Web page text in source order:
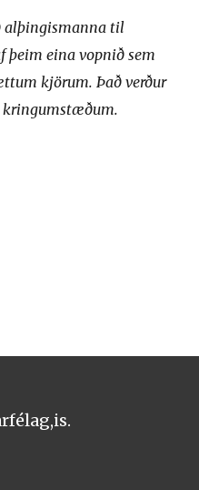
alþingismanna til
þeim eina vopnið sem
kjörum. Það verður